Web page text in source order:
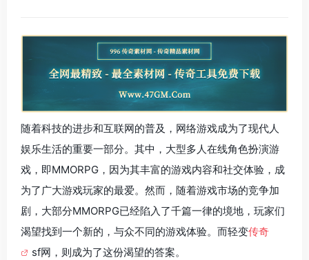
随着科技的进步和互联网的普及，网络游戏成为了现代人
娱乐生活的重要一部分。其中，大型多人在线角色扮演游
戏，即MMORPG，因为其丰富的游戏内容和社交体验，成
为了广大游戏玩家的最爱。然而，随着游戏市场的竞争加
剧，大部分MMORPG已经陷入了千篇一律的境地，玩家们
渴望找到一个新的，与众不同的游戏体验。而轻变传奇
sf网，则成为了这份渴望的答案。